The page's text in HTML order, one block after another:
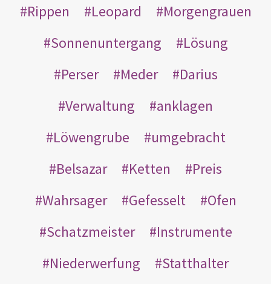
Rippen
Leopard
Morgengrauen
Sonnenuntergang
Lösung
Perser
Meder
Darius
Verwaltung
anklagen
Löwengrube
umgebracht
Belsazar
Ketten
Preis
Wahrsager
Gefesselt
Ofen
Schatzmeister
Instrumente
Niederwerfung
Statthalter